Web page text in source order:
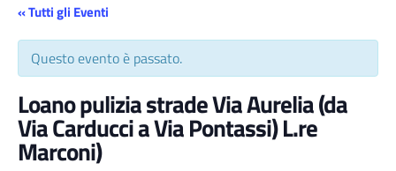
« Tutti gli Eventi
Questo evento è passato.
Loano pulizia strade Via Aurelia (da
Via Carducci a Via Pontassi) L.re
Marconi)